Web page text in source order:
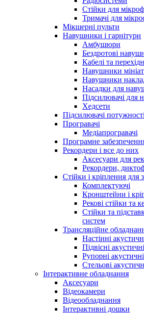
Стійки для
Тримачі для
Мікшерні пульти
Навушники і гарнітури
Амбушюри
Бездротові
Кабелі та
Навушники
Навушники
Насадки для
Підсилювачі для
Хедсети
Підсилювачі потужності
Програвачі
Медіапрогравачі
Програмне
Рекордери і все до них
Аксесуари для
Рекордери,
Стійки і кріплення для
Комплектуючі
Кронштейни і
Рекові стійки та
Стійки та
систем
Трансляційне
Настінні
Підвісні
Рупорні
Стельові
Інтерактивне обладнання
Аксесуари
Відеокамери
Відеообладнання
Інтерактивні дошки